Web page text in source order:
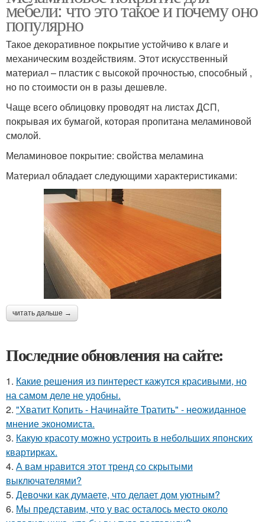
мебели: что это такое и почему оно
популярно
Такое декоративное покрытие устойчиво к влаге и
механическим воздействиям. Этот искусственный
материал – пластик с высокой прочностью, способный ,
но по стоимости он в разы дешевле.
Чаще всего облицовку проводят на листах ДСП,
покрывая их бумагой, которая пропитана меламиновой
смолой.
Меламиновое покрытие: свойства меламина
Материал обладает следующими характеристиками:
читать дальше →
Последние обновления на сайте:
1. Какие решения из пинтерест кажутся красивыми, но
на самом деле не удобны.
2. "Хватит Копить - Начинайте Тратить" - неожиданное
мнение экономиста.
3. Какую красоту можно устроить в небольших японских
квартирках.
4. А вам нравится этот тренд со скрытыми
выключателями?
5. Девочки как думаете, что делает дом уютным?
6. Мы представим, что у вас осталось место около